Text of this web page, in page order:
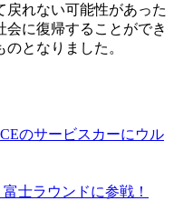
戻れない可能性があった
に復帰することができ
となりました。
のサービスカーにウル
士ラウンドに参戦！